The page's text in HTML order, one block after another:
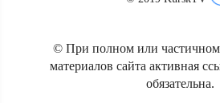
© При полном или частичном
материалов сайта активная
обязательна.